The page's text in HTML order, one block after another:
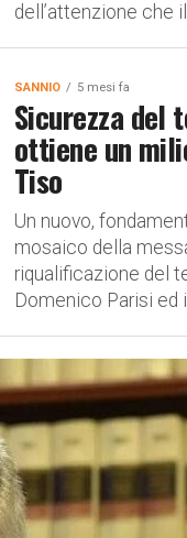
dell’attenzione che
SANNIO 5 mesi fa
Sicurezza del
ottiene un
Tiso
Un nuovo,
mosaico della
riqualificazione del
Domenico Parisi ed